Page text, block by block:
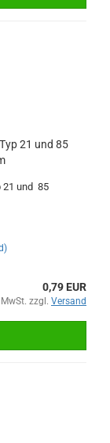
21 und 85
21 und 85
0,79 EUR
zzgl. Versand